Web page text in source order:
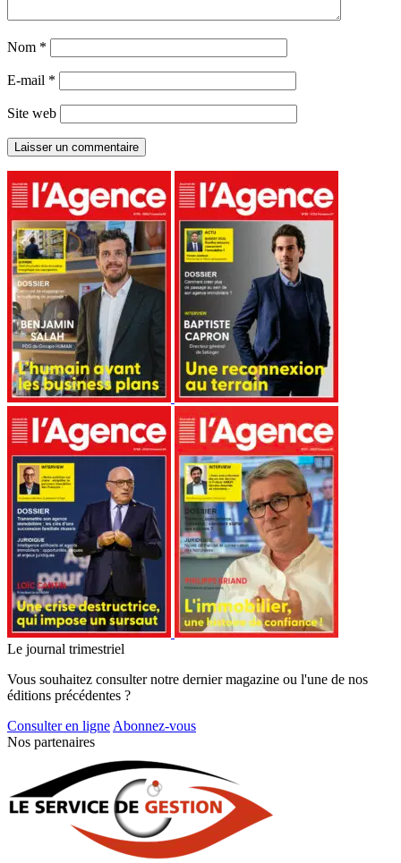
Nom *
E-mail *
Site web
Le journal trimestriel
Vous souhaitez consulter notre dernier magazine ou l'une de nos
éditions précédentes ?
Consulter en ligne Abonnez-vous
Nos partenaires